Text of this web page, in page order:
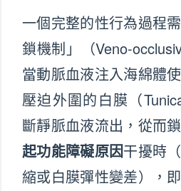
一個完整的性行為過程
鎖機制」（Veno-
當動脈血液注入海綿體
壓迫外圍的白膜（
斷靜脈血液流出，從而
起功能障礙原因干擾時
縮或白膜彈性變差），